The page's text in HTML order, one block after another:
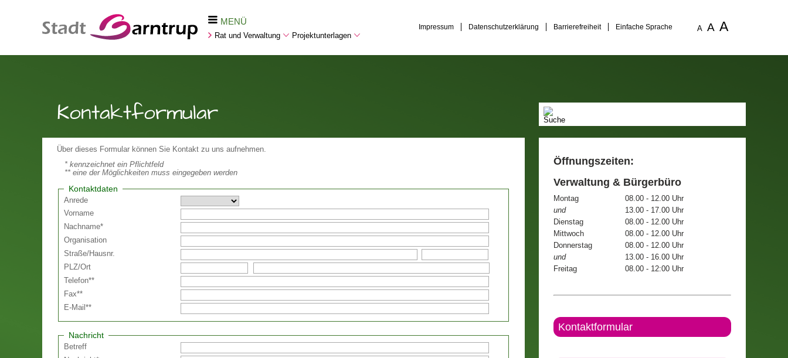
MENÜ
Rat und Verwaltung Projektunterlagen
Impressum Datenschutzerklärung Barrierefreiheit Einfache Sprache A A A
Kontaktformular
Über dieses Formular können Sie Kontakt zu uns aufnehmen.
* kennzeichnet ein Pflichtfeld
** eine der Möglichkeiten muss eingegeben werden
Kontaktdaten
Anrede
Vorname
Nachname*
Organisation
Straße/Hausnr.
PLZ/Ort
Telefon**
Fax**
E-Mail**
Nachricht
Betreff
Öffnungszeiten:
Verwaltung & Bürgerbüro
Montag
08.00 - 12.00 Uhr
und
13.00 - 17.00 Uhr
Dienstag
08.00 - 12.00 Uhr
Mittwoch
08.00 - 12.00 Uhr
Donnerstag
08.00 - 12.00 Uhr
und
13.00 - 16.00 Uhr
Freitag
08.00 - 12:00 Uhr
Kontaktformular